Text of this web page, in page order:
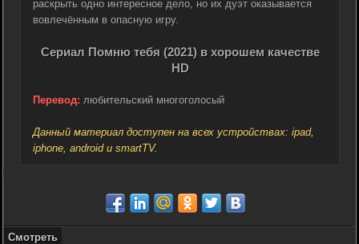
раскрыть одно интересное дело, но их дуэт оказывается
вовлечённым в опасную игру.
Сериал Помню тебя (2021) в хорошем качестве
HD
Перевод: любительский многоголосый
Данный материал доступен на всех устройствах: ipad,
iphone, android и smartTV.
Смотреть